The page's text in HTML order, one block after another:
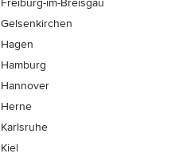
Freiburg-im-Breisgau
Gelsenkirchen
Hagen
Hamburg
Hannover
Herne
Karlsruhe
Kiel